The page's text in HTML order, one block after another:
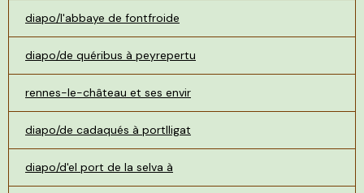
diapo/l'abbaye de fontfroide
diapo/de quéribus à peyrepertu
rennes-le-château et ses envir
diapo/de cadaqués à portlligat
diapo/d'el port de la selva à